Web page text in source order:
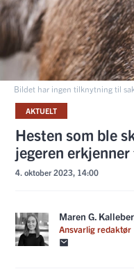
Bildet har ingen tilknytning til
AKTUELT
Hesten som ble
jegeren
4. oktober 2023, 14:00
Maren G.
Ansvarlig redaktør